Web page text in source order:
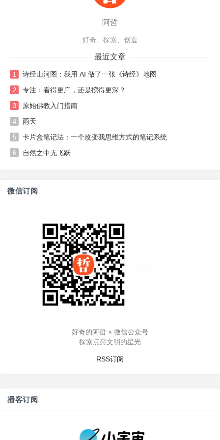
阿哲
好奇、探索、创造
最近文章
1 诗经山河图：我用 AI 做了一张《诗经》地图
2 专注：看得更广，还是挖得更深？
3 原始佛教入门指南
4 雨天
5 卡片盒笔记法：一个改变我思维方式的笔记系统
6 自然之中无飞跃
微信订阅
好奇的阿哲 × 微信公众号
探索点亮文明的星光
RSS订阅
播客订阅